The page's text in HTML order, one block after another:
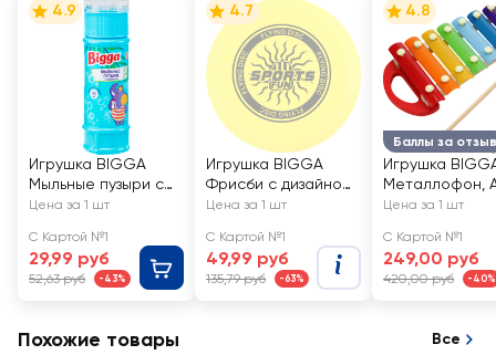
4.9
Игрушка BIGGA
Мыльные пузыри с
лабиринтом на
BB258
Цена за 1 шт
С Картой №1
29,99 руб
52,63 руб -43%
4.7
Игрушка BIGGA
Фрисби с дизайном
23см
Цена за 1 шт
С Картой №1
49,99 руб
135,79 руб -63%
Баллы за отзыв
4.8
Игрушка
Металлофон,
YJ080250122
Цена за 1 шт
С Картой №1
249,00 руб
420,00 руб -40%
Похожие товары Все